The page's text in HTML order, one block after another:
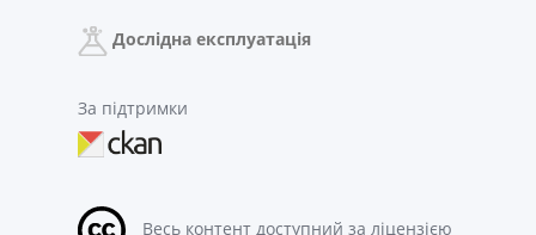
Дослідна експлуатація
За підтримки
Весь контент доступний за ліцензією